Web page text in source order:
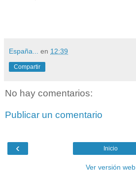
España... en 12:39
Compartir
No hay comentarios:
Publicar un comentario
‹ Inicio
Ver versión web